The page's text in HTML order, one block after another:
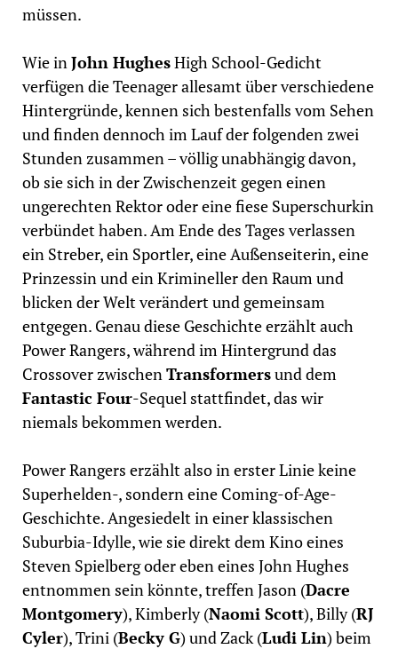
müssen.
Wie inJohn HughesHigh School-Gedicht
verfügen die Teenager allesamt über verschiedene
Hintergründe, kennen sich bestenfalls vom Sehen
und finden dennoch im Lauf der folgenden zwei
Stunden zusammen – völlig unabhängig davon,
ob sie sich in der Zwischenzeit gegen einen
ungerechten Rektor oder eine fiese Superschurkin
verbündet haben. Am Ende des Tages verlassen
ein Streber, ein Sportler, eine Außenseiterin, eine
Prinzessin und ein Krimineller den Raum und
blicken der Welt verändert und gemeinsam
entgegen. Genau diese Geschichte erzählt auch
Power Rangers, während im Hintergrund das
Crossover zwischenTransformersund dem
Fantastic Four-Sequel stattfindet, das wir
niemals bekommen werden.
Power Rangers erzählt also in erster Linie keine
Superhelden-, sondern eine Coming-of-Age-
Geschichte. Angesiedelt in einer klassischen
Suburbia-Idylle, wie sie direkt dem Kino eines
Steven Spielberg oder eben eines John Hughes
entnommen sein könnte, treffen Jason (Dacre
Montgomery), Kimberly (Naomi Scott), Billy (RJ
Cyler), Trini (Becky G) und Zack (Ludi Lin) beim